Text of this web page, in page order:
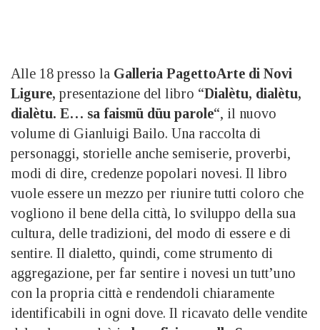
Alle 18 presso la Galleria PagettoArte di Novi
Ligure, presentazione del libro “Dialètu, dialètu,
dialètu. E… sa faismü düu parole“, il nuovo
volume di Gianluigi Bailo. Una raccolta di
personaggi, storielle anche semiserie, proverbi,
modi di dire, credenze popolari novesi. Il libro
vuole essere un mezzo per riunire tutti coloro che
vogliono il bene della città, lo sviluppo della sua
cultura, delle tradizioni, del modo di essere e di
sentire. Il dialetto, quindi, come strumento di
aggregazione, per far sentire i novesi un tutt’uno
con la propria città e rendendoli chiaramente
identificabili in ogni dove. Il ricavato delle vendite